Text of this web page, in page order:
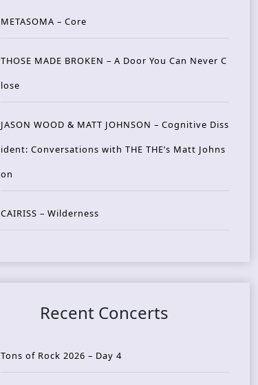
METASOMA – Core
THOSE MADE BROKEN – A Door You Can Never C
lose
JASON WOOD & MATT JOHNSON – Cognitive Diss
ident: Conversations with THE THE’s Matt Johns
on
CAIRISS – Wilderness
Recent Concerts
Tons of Rock 2026 – Day 4